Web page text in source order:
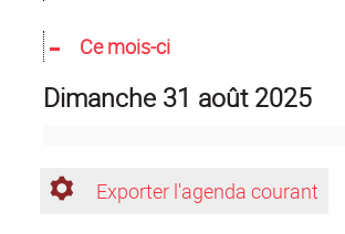
Ce mois-ci
dimanche 31 août 2025
Exporter l'agenda courant